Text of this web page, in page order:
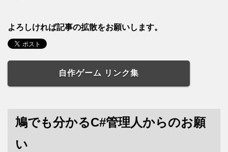
よろしければ記事の拡散をお願いします。
自作ゲーム リンク集
鳩でも分かるC#管理人からのお願
い